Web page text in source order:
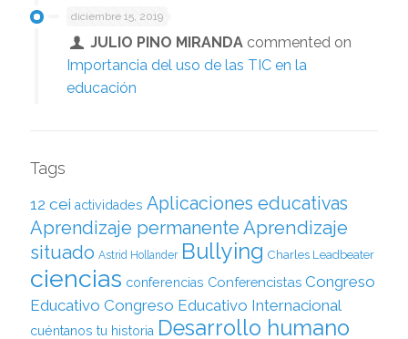
diciembre 15, 2019
JULIO PINO MIRANDA commented on
Importancia del uso de las TIC en la
educación
Tags
12 cei actividades Aplicaciones educativas
Aprendizaje permanente Aprendizaje
situado Astrid Hollander Bullying Charles Leadbeater
ciencias conferencias Conferencistas Congreso
Educativo Congreso Educativo Internacional
cuéntanos tu historia Desarrollo humano